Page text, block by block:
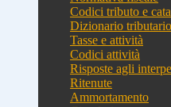
Codici tributo e
Dizionario tributario
Tasse e attività
Codici attività
Risposte agli
Ritenute
Ammortamento